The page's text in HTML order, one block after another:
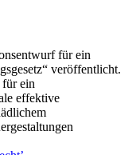
für ein
veröffentlicht.
ein
effektive